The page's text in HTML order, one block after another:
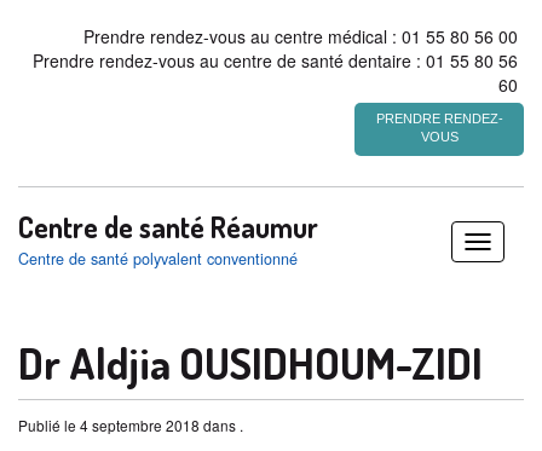
Prendre rendez-vous au centre médical : 01 55 80 56 00
Prendre rendez-vous au centre de santé dentaire : 01 55 80 56
60
PRENDRE RENDEZ-
VOUS
Centre de santé Réaumur
Centre de santé polyvalent conventionné
Déplier
/
Dr Aldjia OUSIDHOUM-ZIDI
Publié le 4 septembre 2018 dans .